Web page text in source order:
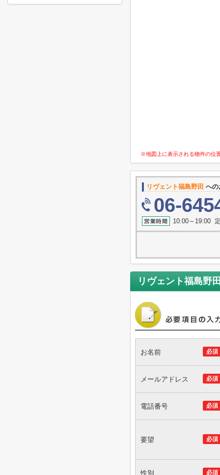
※地図上に表示される物件の位
リヴェント福島野田 へ
06-
10:00～19:00
リヴェント福島野
必須
お名前
必須
メールアドレス
必須
電話番号
必須
要望
必須
性別